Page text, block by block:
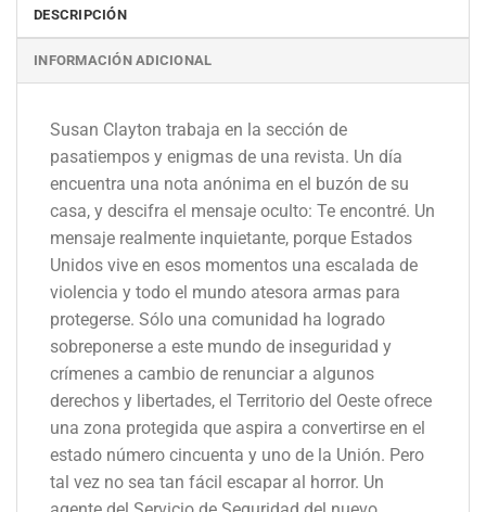
DESCRIPCIÓN
INFORMACIÓN ADICIONAL
Susan Clayton trabaja en la sección de
pasatiempos y enigmas de una revista. Un día
encuentra una nota anónima en el buzón de su
casa, y descifra el mensaje oculto: Te encontré. Un
mensaje realmente inquietante, porque Estados
Unidos vive en esos momentos una escalada de
violencia y todo el mundo atesora armas para
protegerse. Sólo una comunidad ha logrado
sobreponerse a este mundo de inseguridad y
crímenes a cambio de renunciar a algunos
derechos y libertades, el Territorio del Oeste ofrece
una zona protegida que aspira a convertirse en el
estado número cincuenta y uno de la Unión. Pero
tal vez no sea tan fácil escapar al horror. Un